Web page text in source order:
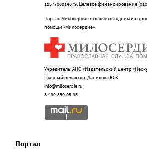
1057700014679, Целевое финансирование
Портал Милосердие.ru является одним из
помощи «Милосердие»
Учредитель: АНО «Издательский центр
Главный редактор: Данилова Ю.К.
info@miloserdie.ru
8-499-350-05-95
Портал